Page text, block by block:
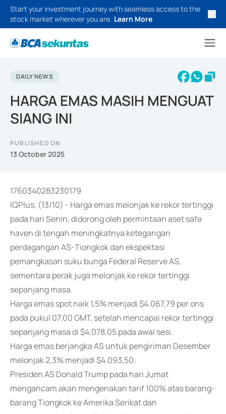
Start your investment journey with seamless access to the
stock market wherever you are. Learn More
DAILY NEWS
HARGA EMAS MASIH MENGUAT
SIANG INI
PUBLISHED ON
13 October 2025
1760340283230179
IQPlus, (13/10) - Harga emas melonjak ke rekor tertinggi
pada hari Senin, didorong oleh permintaan aset safe
haven di tengah meningkatnya ketegangan
perdagangan AS-Tiongkok dan ekspektasi
pemangkasan suku bunga Federal Reserve AS,
sementara perak juga melonjak ke rekor tertinggi
sepanjang masa.
Harga emas spot naik 1,5% menjadi $4.067,79 per ons
pada pukul 07.00 GMT, setelah mencapai rekor tertinggi
sepanjang masa di $4.078,05 pada awal sesi.
Harga emas berjangka AS untuk pengiriman Desember
melonjak 2,3% menjadi $4.093,50.
Presiden AS Donald Trump pada hari Jumat
mengancam akan mengenakan tarif 100% atas barang-
barang Tiongkok ke Amerika Serikat dan